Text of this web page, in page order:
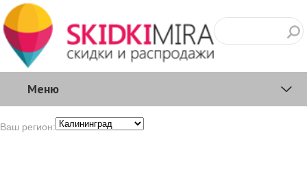
Меню
Ваш регион: